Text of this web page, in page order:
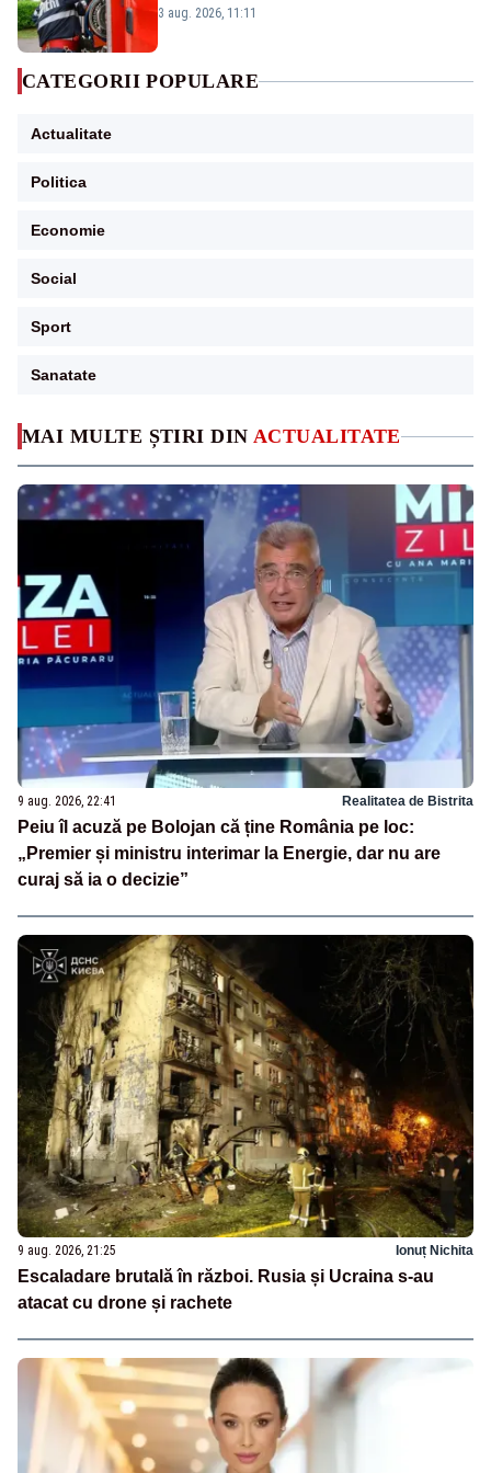
MAI MULTE ȘTIRI DIN ACTUALITATE
9 aug. 2026, 22:41 Realitatea de Bistrita
Peiu îl acuză pe Bolojan că ține România pe loc:
„Premier și ministru interimar la Energie, dar nu are
curaj să ia o decizie”
9 aug. 2026, 21:25 Ionuț Nichita
Escaladare brutală în război. Rusia și Ucraina s-au
atacat cu drone și rachete
hectare de teren au fost afectate
3 aug. 2026, 11:11
CATEGORII POPULARE
Actualitate
Politica
Economie
Social
Sport
Sanatate